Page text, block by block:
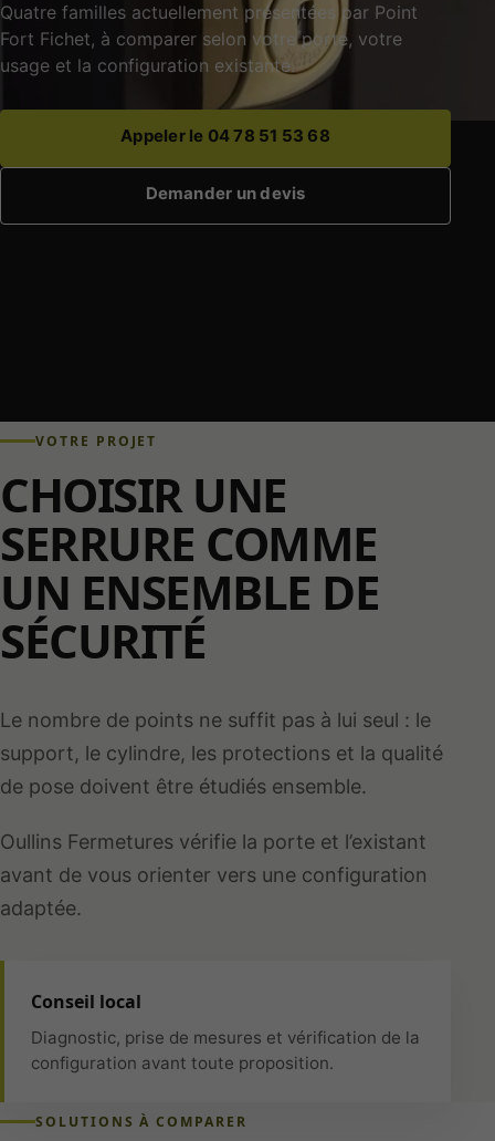
Quatre familles actuellement présentées par Point
Fort Fichet, à comparer selon votre porte, votre
usage et la configuration existante.
Appeler le 04 78 51 53 68
Demander un devis
VOTRE PROJET
CHOISIR UNE
SERRURE COMME
UN ENSEMBLE DE
SÉCURITÉ
Le nombre de points ne suffit pas à lui seul : le
support, le cylindre, les protections et la qualité
de pose doivent être étudiés ensemble.
Oullins Fermetures vérifie la porte et l’existant
avant de vous orienter vers une configuration
adaptée.
Conseil local
Diagnostic, prise de mesures et vérification de la
configuration avant toute proposition.
SOLUTIONS À COMPARER